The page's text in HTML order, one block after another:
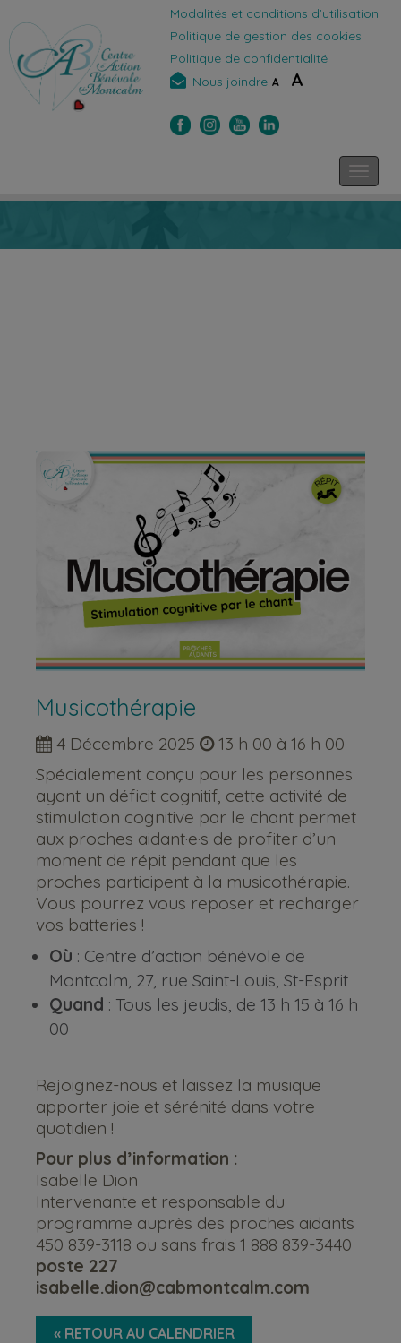
Modalités et conditions d’utilisation
Politique de gestion des cookies
Politique de confidentialité
Nous joindre A A
Musicothérapie
4 Décembre 2025
13 h 00 à 16 h 00
Spécialement conçu pour les personnes
ayant un déficit cognitif, cette activité de
stimulation cognitive par le chant permet
aux proches aidant·e·s de profiter d’un
moment de répit pendant que les
proches participent à la musicothérapie.
Vous pourrez vous reposer et recharger
vos batteries !
Où : Centre d’action bénévole de
Montcalm, 27, rue Saint-Louis, St-Esprit
Quand : Tous les jeudis, de 13 h 15 à 16 h
00
Rejoignez-nous et laissez la musique
apporter joie et sérénité dans votre
quotidien !
Pour plus d’information :
Isabelle Dion
Intervenante et responsable du
programme auprès des proches aidants
450 839-3118 ou sans frais 1 888 839-3440
poste 227
isabelle.dion@cabmontcalm.com
« RETOUR AU CALENDRIER